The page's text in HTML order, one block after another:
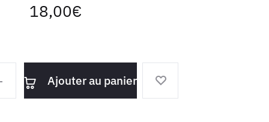
18,00€
Ajouter au panier